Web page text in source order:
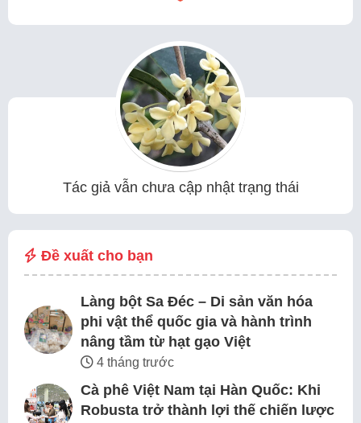
Tác giả vẫn chưa cập nhật trạng thái
Đề xuất cho bạn
Làng bột Sa Đéc – Di sản văn hóa
phi vật thể quốc gia và hành trình
nâng tầm từ hạt gạo Việt
4 tháng trước
Cà phê Việt Nam tại Hàn Quốc: Khi
Robusta trở thành lợi thế chiến lược